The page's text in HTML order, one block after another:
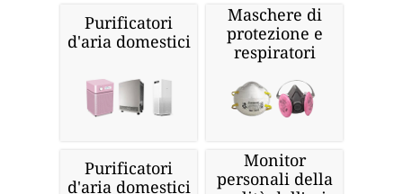
Purificatori
d'aria domestici
Maschere di
protezione e
respiratori
Purificatori
d'aria domestici
Monitor
personali della